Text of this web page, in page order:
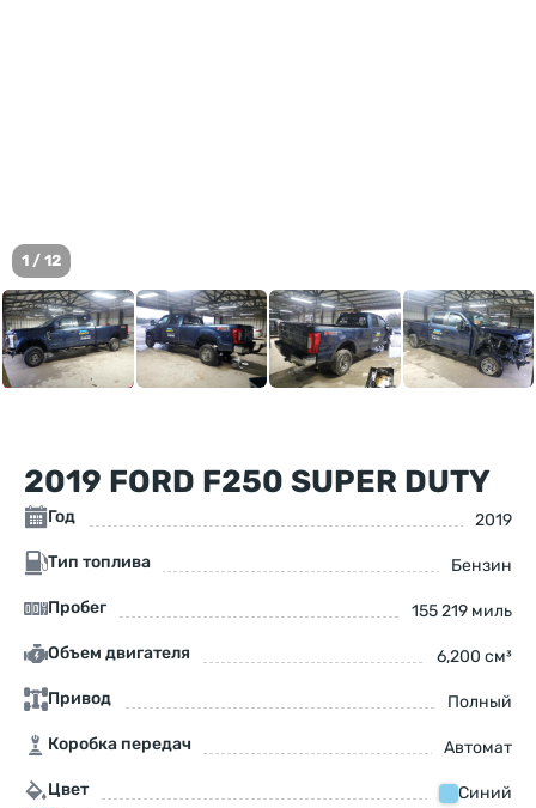
1 / 12
2019 FORD F250 SUPER DUTY
Год 2019
Тип топлива Бензин
Пробег 155 219 миль
Объем двигателя 6,200 см³
Привод Полный
Коробка передач Автомат
Цвет Синий